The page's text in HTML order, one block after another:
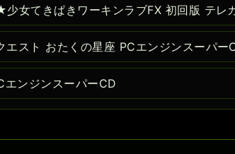
女てきぱきワーキンラブFX 初回版 テレ
エスト おたくの星座 PCエンジンスーパー
エンジンスーパーCD